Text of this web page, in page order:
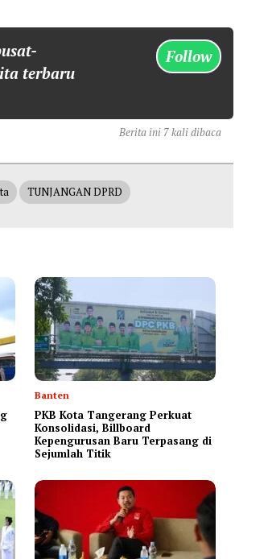
terbaru
Follow
Berita ini 7 kali dibaca
TUNJANGAN DPRD
Banten
‎PKB Kota Tangerang Perkuat
Konsolidasi, Billboard
Kepengurusan Baru Terpasang di
Sejumlah Titik ‎